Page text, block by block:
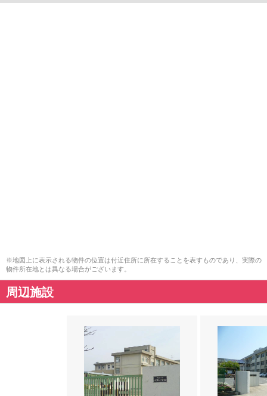
※地図上に表示される物件の位置は付近住所に所在することを表すものであり、実際の
物件所在地とは異なる場合がございます。
周辺施設